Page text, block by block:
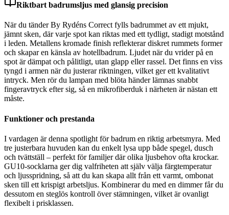
Riktbart badrumsljus med glansig precision
När du tänder By Rydéns Correct fylls badrummet av ett mjukt,
jämnt sken, där varje spot kan riktas med ett tydligt, stadigt motstånd
i leden. Metallens kromade finish reflekterar diskret rummets former
och skapar en känsla av hotellbadrum. Ljudet när du vrider på en
spot är dämpat och pålitligt, utan glapp eller rassel. Det finns en viss
tyngd i armen när du justerar riktningen, vilket ger ett kvalitativt
intryck. Men rör du lampan med blöta händer lämnas snabbt
fingeravtryck efter sig, så en mikrofiberduk i närheten är nästan ett
måste.
Funktioner och prestanda
I vardagen är denna spotlight för badrum en riktig arbetsmyra. Med
tre justerbara huvuden kan du enkelt lysa upp både spegel, dusch
och tvättställ – perfekt för familjer där olika ljusbehov ofta krockar.
GU10-socklarna ger dig valfriheten att själv välja färgtemperatur
och ljusspridning, så att du kan skapa allt från ett varmt, ombonat
sken till ett krispigt arbetsljus. Kombinerar du med en dimmer får du
dessutom en steglös kontroll över stämningen, vilket är ovanligt
flexibelt i prisklassen.